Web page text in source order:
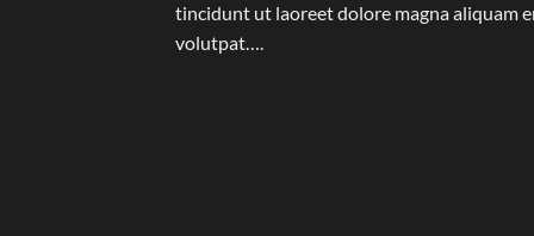
tincidunt ut laoreet dolore magna aliquam
volutpat….